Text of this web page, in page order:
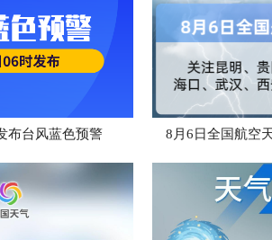
布台风蓝色预警 8月6日全国航空